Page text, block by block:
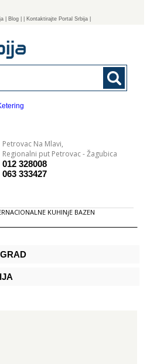
Blog | Kontaktirajte Portal Srbija |
Petrovac Na Mlavi,
Regionalni put Petrovac - Žagubica
012 328008
063 333427
KUHINjE BAZEN